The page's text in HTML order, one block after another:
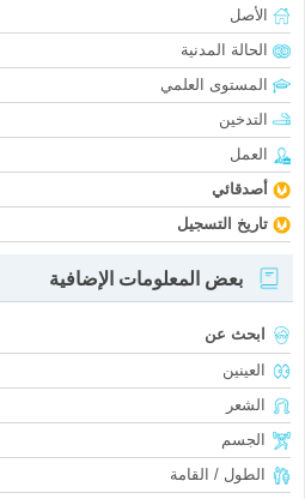
الأصل
الحالة المدنية
المستوى العلمي
التدخين
العمل
أصدقائي
تاريخ التسجيل
بعض المعلومات الإضافية
ابحث عن
العينين
الشعر
الجسم
الطول / القامة